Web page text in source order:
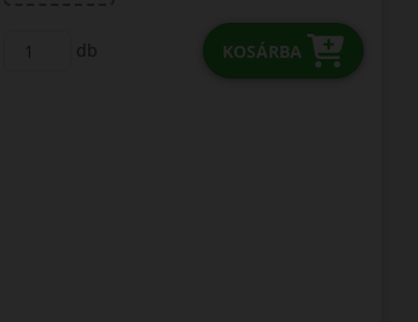
db KOSÁRBA